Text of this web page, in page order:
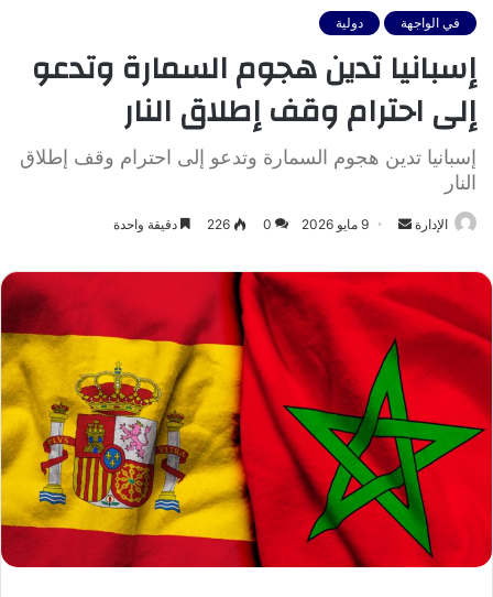
في الواجهة دولية
إسبانيا تدين هجوم السمارة وتدعو
إلى احترام وقف إطلاق النار
إسبانيا تدين هجوم السمارة وتدعو إلى احترام وقف إطلاق
النار
الإدارة
أرسل
إلكترونيا
9 مايو 2026 0
226 دقيقة واحدة